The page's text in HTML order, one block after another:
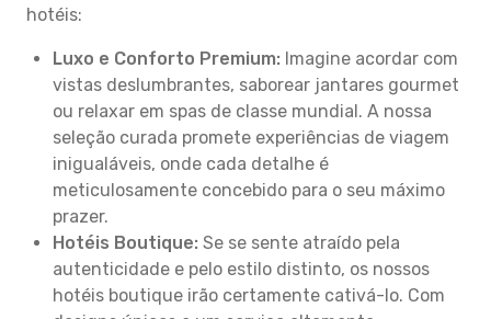
hotéis:
Luxo e Conforto Premium: Imagine acordar com
vistas deslumbrantes, saborear jantares gourmet
ou relaxar em spas de classe mundial. A nossa
seleção curada promete experiências de viagem
inigualáveis, onde cada detalhe é
meticulosamente concebido para o seu máximo
prazer.
Hotéis Boutique: Se se sente atraído pela
autenticidade e pelo estilo distinto, os nossos
hotéis boutique irão certamente cativá-lo. Com